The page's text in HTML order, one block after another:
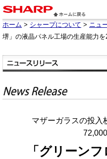
ホーム > シャープについて > ニュ
堺」の液晶パネル工場の生産能力
マザーガラスの投入
「グリーン